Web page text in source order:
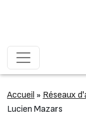
Accueil » Réseaux
Lucien Mazars